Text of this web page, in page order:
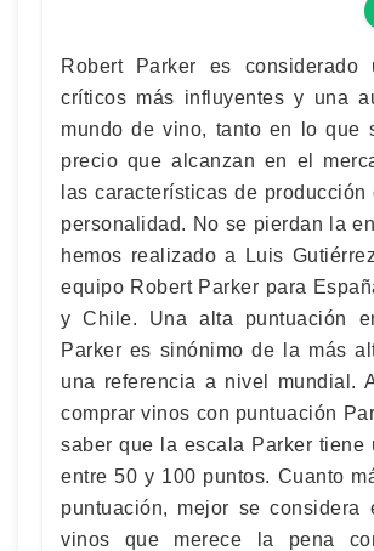
Robert Parker es
críticos más influyentes y una
mundo de vino, tanto en lo que
precio que alcanzan en el
las características de
personalidad. No se pierdan la
hemos realizado a Luis
equipo Robert Parker para
y Chile. Una alta puntuación
Parker es sinónimo de la más
una referencia a nivel mundial.
comprar vinos con puntuación
saber que la escala Parker tiene
entre 50 y 100 puntos. Cuanto
puntuación, mejor se considera
vinos que merece la pena